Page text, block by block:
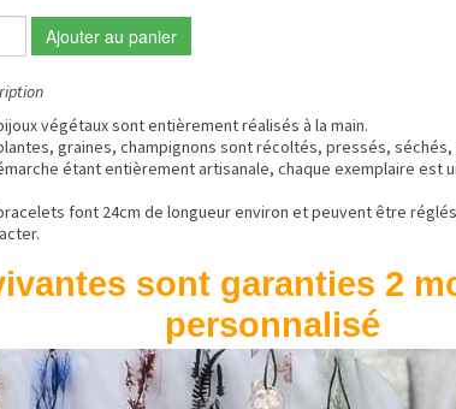
Ajouter au panier
végétaux sont entièrement réalisés à la main.
graines, champignons sont récoltés, pressés, séchés,
étant entièrement artisanale, chaque exemplaire
font 24cm de longueur environ et peuvent être
sont garanties 2
personnalisé